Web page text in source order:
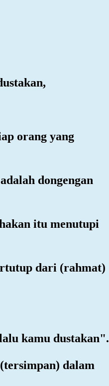
orang yang
dongengan
itu menutupi
dari (rahmat)
kamu dustakan".
dalam